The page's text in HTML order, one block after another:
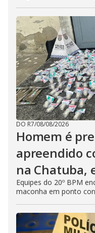
DO R7/08/08/2026
Homem é
apreendido
na Chatuba,
Equipes do 20º BPM
maconha em ponto